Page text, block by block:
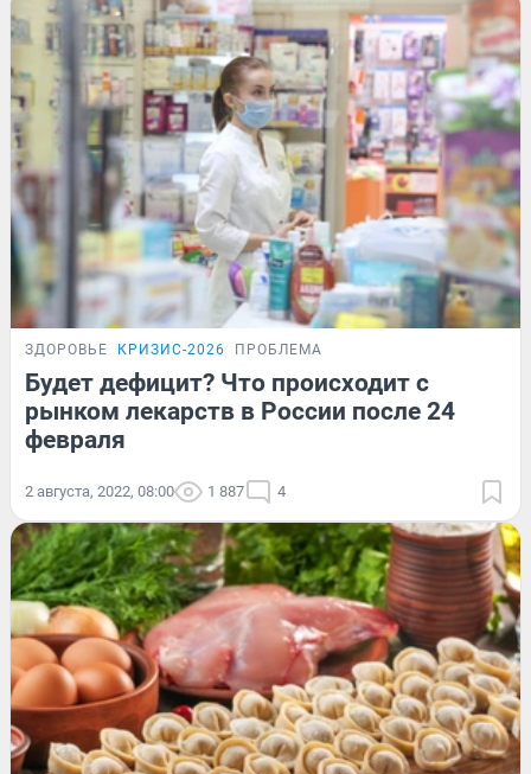
ЗДОРОВЬЕ КРИЗИС-2026 ПРОБЛЕМА
Будет дефицит? Что происходит с
рынком лекарств в России после 24
февраля
2 августа, 2022, 08:00 1 887 4